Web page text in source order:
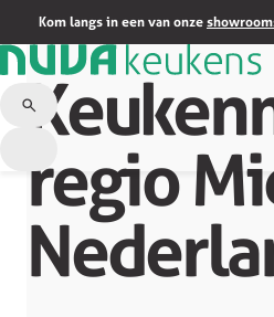
Kom langs in een van onze
Terug naar overzicht
regio